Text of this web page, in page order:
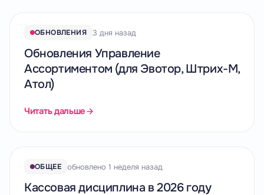
ОБНОВЛЕНИЯ 3 дня назад
Обновления Управление
Ассортиментом (для Эвотор, Штрих-М,
Атол)
Читать дальше
ОБЩЕЕ обновлено 1 неделя назад
Кассовая дисциплина в 2026 году